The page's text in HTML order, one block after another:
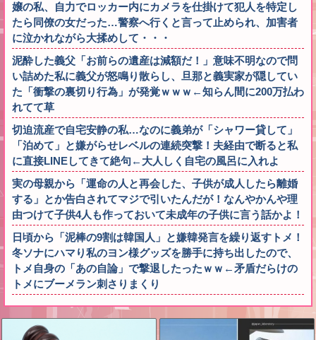
嬢の私、自力でロッカー内にカメラを仕掛けて犯人を特定し
たら同僚の女だった…警察へ行くと言って止められ、加害者
に泣かれながら大揉めして・・・
泥酔した義父「お前らの遺産は減額だ！」意味不明なので問
い詰めた私に義父が怒鳴り散らし、旦那と義実家が隠してい
た「衝撃の裏切り行為」が発覚ｗｗｗ←知らん間に200万払わ
れてて草
切迫流産で自宅安静の私…なのに義弟が「シャワー貸して」
「泊めて」と嫌がらせレベルの連続突撃！夫経由で断ると私
に直接LINEしてきて絶句←大人しく自宅の風呂に入れよ
実の母親から「運命の人と再会した、子供が成人したら離婚
する」とか告白されてマジで引いたんだが！なんやかんや理
由つけて子供4人も作っておいて未成年の子供に言う話かよ！
日頃から「泥棒の9割は韓国人」と嫌韓発言を繰り返すトメ！
冬ソナにハマり私のヨン様グッズを勝手に持ち出したので、
トメ自身の「あの自論」で撃退したったｗｗ←矛盾だらけの
トメにブーメラン刺さりまくり